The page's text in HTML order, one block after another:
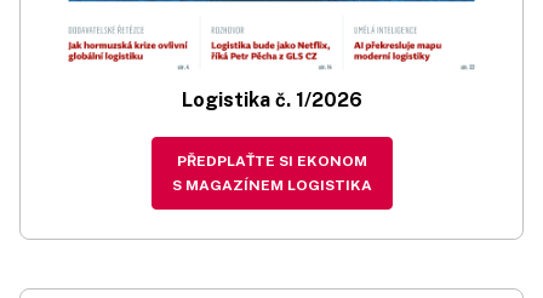
Logistika č. 1/2026
PŘEDPLAŤTE SI EKONOM
S MAGAZÍNEM LOGISTIKA